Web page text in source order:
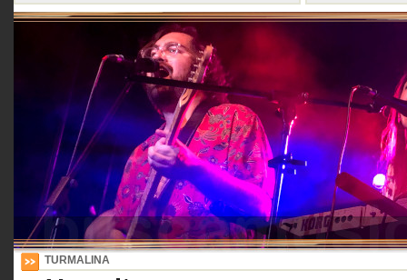
TURMALINA